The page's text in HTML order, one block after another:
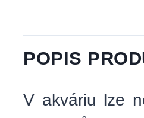
POPIS
V akváriu lze